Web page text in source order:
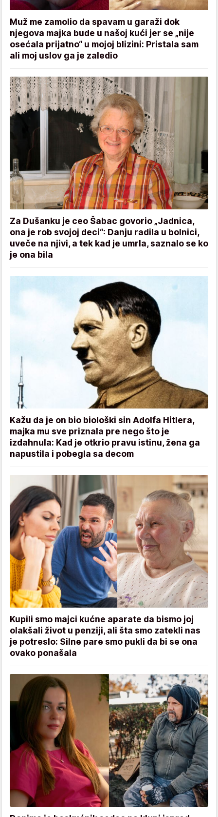
Muž me zamolio da spavam u garaži dok
njegova majka bude u našoj kući jer se „nije
osećala prijatno“ u mojoj blizini: Pristala sam
ali moj uslov ga je zaledio
Za Dušanku je ceo Šabac govorio „Jadnica,
ona je rob svojoj deci“: Danju radila u bolnici,
uveče na njivi, a tek kad je umrla, saznalo se ko
je ona bila
Kažu da je on bio biološki sin Adolfa Hitlera,
majka mu sve priznala pre nego što je
izdahnula: Kad je otkrio pravu istinu, žena ga
napustila i pobegla sa decom
Kupili smo majci kućne aparate da bismo joj
olakšali život u penziji, ali šta smo zatekli nas
je potreslo: Silne pare smo pukli da bi se ona
ovako ponašala